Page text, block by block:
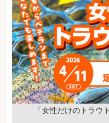
「女性だけのトラウ